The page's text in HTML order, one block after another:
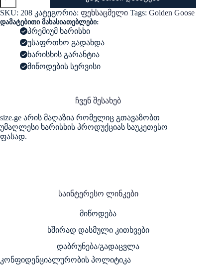
Goose
Low
Top
SKU: 208 კატეგორია: ფეხსაცმელი Tags: Golden Goose
დამატებითი მახასიათებლები:
პრემიუმ ხარისხი
უსაფრთხო გადახდა
ხარისხის გარანტია
მიწოდების სერვისი
ჩვენ შესახებ
size.ge არის მაღაზია რომელიც გთავაზობთ
უმაღლესი ხარისხის პროდუქციას საუკეთესო
ფასად.
საინტერესო ლინკები
მიწოდება
ხშირად დასმული კითხვები
დაბრუნება/გადაცვლა
კონფიდენციალურობის პოლიტიკა